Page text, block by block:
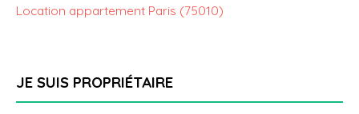
Location appartement Paris (75010)
JE SUIS PROPRIÉTAIRE